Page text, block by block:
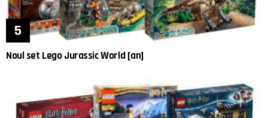
Noul set Lego Jurassic World [an]